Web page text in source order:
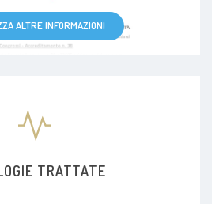
ALTRE INFORMAZIONI
TRATTATE